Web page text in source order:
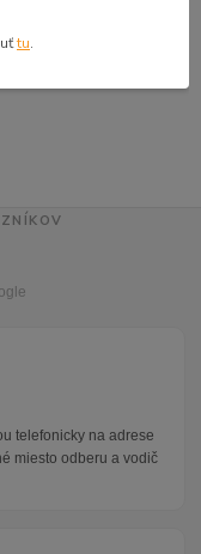
telefonicky na adrese
miesto odberu a vodič
tu.